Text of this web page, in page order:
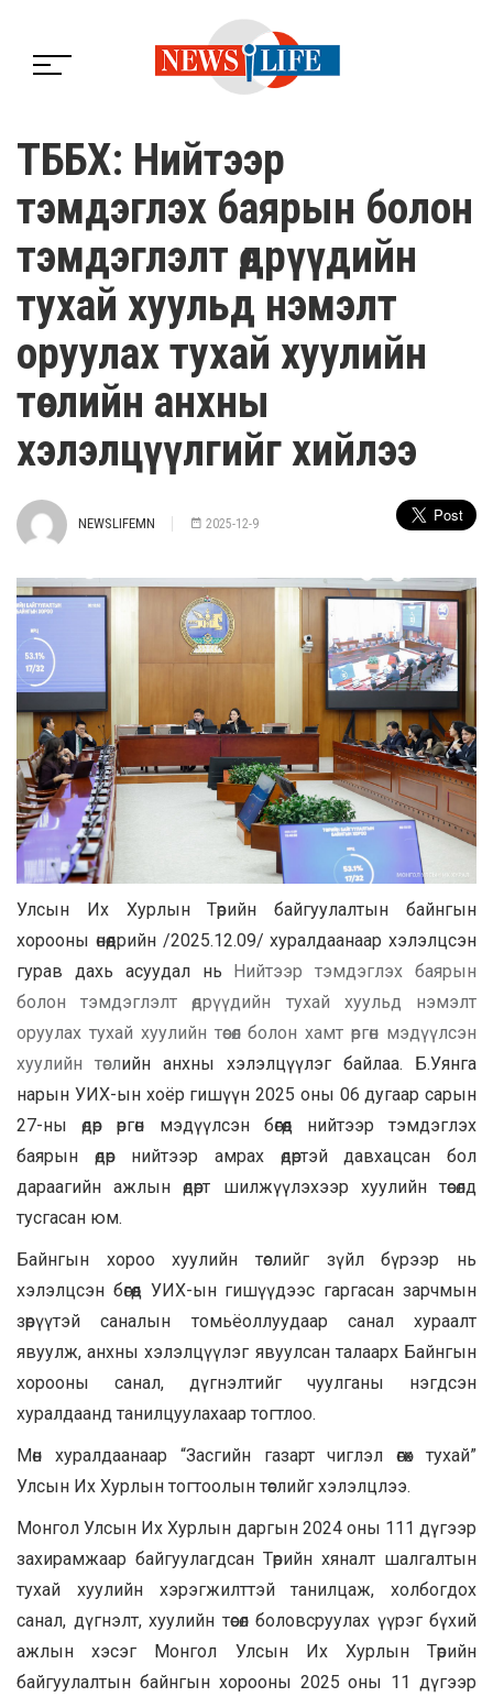
ТББХ: Нийтээр
тэмдэглэх баярын болон
тэмдэглэлт өдрүүдийн
тухай хуульд нэмэлт
оруулах тухай хуулийн
төслийн анхны
хэлэлцүүлгийг хийлээ
NEWSLIFEMN 2025-12-9
Улсын Их Хурлын Төрийн байгуулалтын байнгын
хорооны өнөөдрийн /2025.12.09/ хуралдаанаар хэлэлцсэн
гурав дахь асуудал нь
Нийтээр тэмдэглэх баярын
болон тэмдэглэлт өдрүүдийн тухай хуульд нэмэлт
оруулах тухай хуулийн төсөл болон хамт өргөн мэдүүлсэн
хуулийн төслийн анхны хэлэлцүүлэг байлаа. Б.Уянга
нарын УИХ-ын хоёр гишүүн 2025 оны 06 дугаар сарын
27-ны өдөр өргөн мэдүүлсэн бөгөөд нийтээр тэмдэглэх
баярын өдөр нийтээр амрах өдөртэй давхацсан бол
дараагийн ажлын өдөрт шилжүүлэхээр хуулийн төсөлд
тусгасан юм.
Байнгын хороо хуулийн төслийг зүйл бүрээр нь
хэлэлцсэн бөгөөд УИХ-ын гишүүдээс гаргасан зарчмын
зөрүүтэй саналын томьёоллуудаар санал хураалт
явуулж, анхны хэлэлцүүлэг явуулсан талаарх Байнгын
хорооны санал, дүгнэлтийг чуулганы нэгдсэн
хуралдаанд танилцуулахаар тогтлоо.
Мөн хуралдаанаар “Засгийн газарт чиглэл өгөх тухай”
Улсын Их Хурлын тогтоолын төслийг хэлэлцлээ.
Монгол Улсын Их Хурлын даргын 2024 оны 111 дүгээр
захирамжаар байгуулагдсан Төрийн хяналт шалгалтын
тухай хуулийн хэрэгжилттэй танилцаж, холбогдох
санал, дүгнэлт, хуулийн төсөл боловсруулах үүрэг бүхий
ажлын хэсэг Монгол Улсын Их Хурлын Төрийн
байгуулалтын байнгын хорооны 2025 оны 11 дүгээр